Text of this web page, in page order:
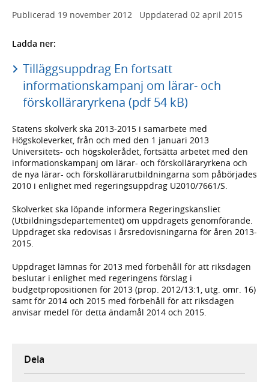
Publicerad 19 november 2012 Uppdaterad 02 april 2015
Ladda ner:
Tilläggsuppdrag En fortsatt
informationskampanj om lärar- och
förskolläraryrkena (pdf 54 kB)
Statens skolverk ska 2013-2015 i samarbete med
Högskoleverket, från och med den 1 januari 2013
Universitets- och högskolerådet, fortsätta arbetet med den
informationskampanj om lärar- och förskolläraryrkena och
de nya lärar- och förskollärarutbildningarna som påbörjades
2010 i enlighet med regeringsuppdrag U2010/7661/S.
Skolverket ska löpande informera Regeringskansliet
(Utbildningsdepartementet) om uppdragets genomförande.
Uppdraget ska redovisas i årsredovisningarna för åren 2013-
2015.
Uppdraget lämnas för 2013 med förbehåll för att riksdagen
beslutar i enlighet med regeringens förslag i
budgetpropositionen för 2013 (prop. 2012/13:1, utg. omr. 16)
samt för 2014 och 2015 med förbehåll för att riksdagen
anvisar medel för detta ändamål 2014 och 2015.
Dela